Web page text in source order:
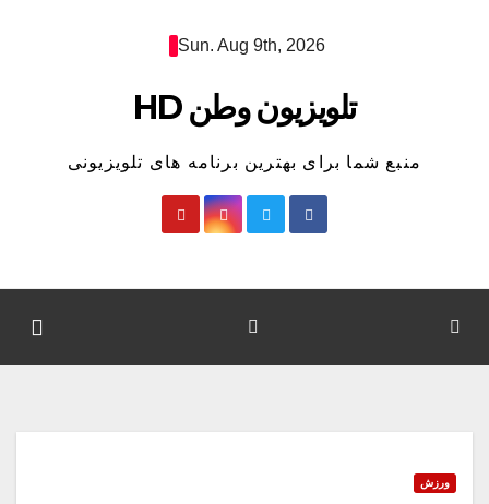
Sun. Aug 9th, 2026
تلویزیون وطن HD
منبع شما برای بهترین برنامه های تلویزیونی
ورزش